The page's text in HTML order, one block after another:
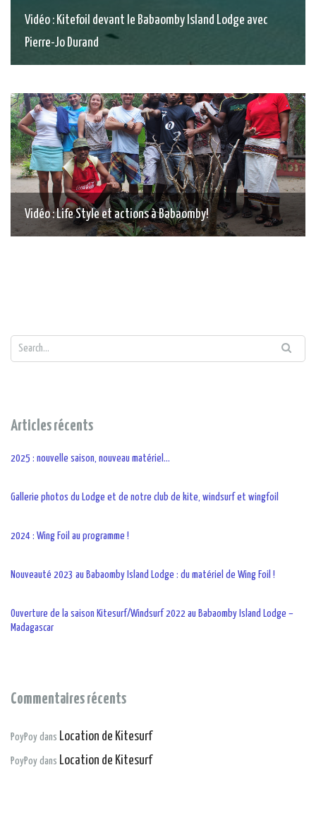
Vidéo : Kitefoil devant le Babaomby Island Lodge avec
Pierre-Jo Durand
Vidéo : Life Style et actions à Babaomby!
Articles récents
2025 : nouvelle saison, nouveau matériel…
Gallerie photos du Lodge et de notre club de kite, windsurf et wingfoil
2024 : Wing Foil au programme !
Nouveauté 2023 au Babaomby Island Lodge : du matériel de Wing Foil !
Ouverture de la saison Kitesurf/Windsurf 2022 au Babaomby Island Lodge –
Madagascar
Commentaires récents
PoyPoy dans Location de Kitesurf
PoyPoy dans Location de Kitesurf